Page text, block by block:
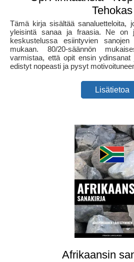
Tehokas
Tämä kirja sisältää sanaluetteloita,
yleisintä sanaa ja fraasia. Ne on
keskustelussa esiintyvien
mukaan. 80/20-säännön
varmistaa, että opit ensin ydinsanat
edistyt nopeasti ja pysyt
Lisätietoa
Afrikaansin